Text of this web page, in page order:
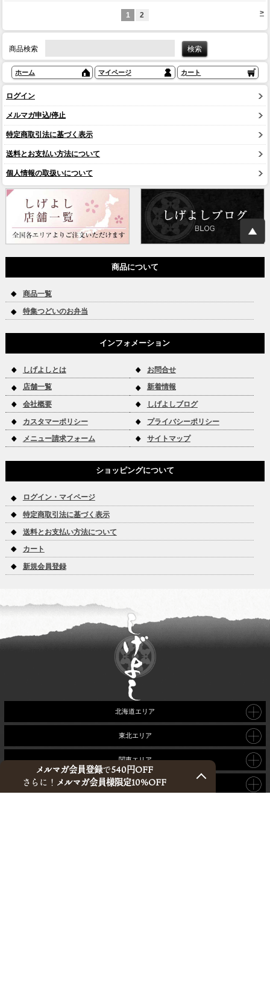
>
1 2
商品検索
ホーム マイページ カート
ログイン
メルマガ申込/停止
特定商取引法に基づく表示
送料とお支払い方法について
個人情報の取扱いについて
商品について
商品一覧
特集つどいのお弁当
インフォメーション
しげよしとは お問合せ
店舗一覧 新着情報
会社概要 しげよしブログ
カスタマーポリシー プライバシーポリシー
メニュー請求フォーム サイトマップ
ショッピングについて
ログイン・マイページ
特定商取引法に基づく表示
送料とお支払い方法について
カート
新規会員登録
メルマガ会員登録で540円OFF
さらに！ メルマガ会員様限定10%OFF
北海道エリア
東北エリア
関東エリア
東海・北陸エリア